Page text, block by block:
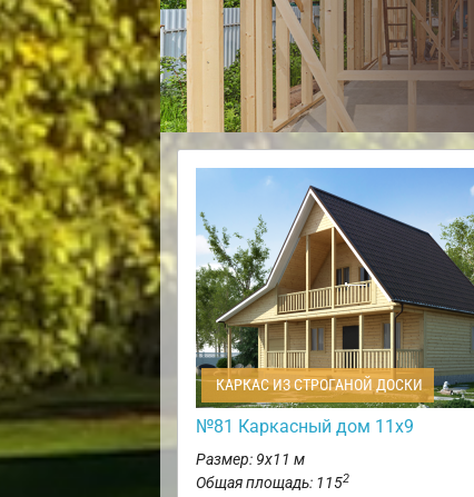
КАРКАС ИЗ СТРОГАНОЙ ДОСКИ
№81 Каркасный дом 11х9
Размер: 9х11 м
Общая площадь: 1152